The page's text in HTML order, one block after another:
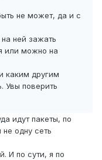
не может, да и с
ней зажать
или можно на
каким другим
Увы поверить
идут пакеты, по
одну сеть
И по сути, я по